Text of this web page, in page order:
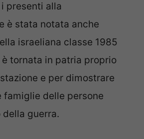
i presenti alla
è stata notata anche
israeliana classe 1985
è tornata in patria proprio
e per dimostrare
famiglie delle persone
della guerra.